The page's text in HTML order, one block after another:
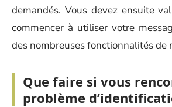
demandés. Vous devez ensuite
commencer à utiliser votre
des nombreuses fonctionnalités de
Que faire si vous
problème